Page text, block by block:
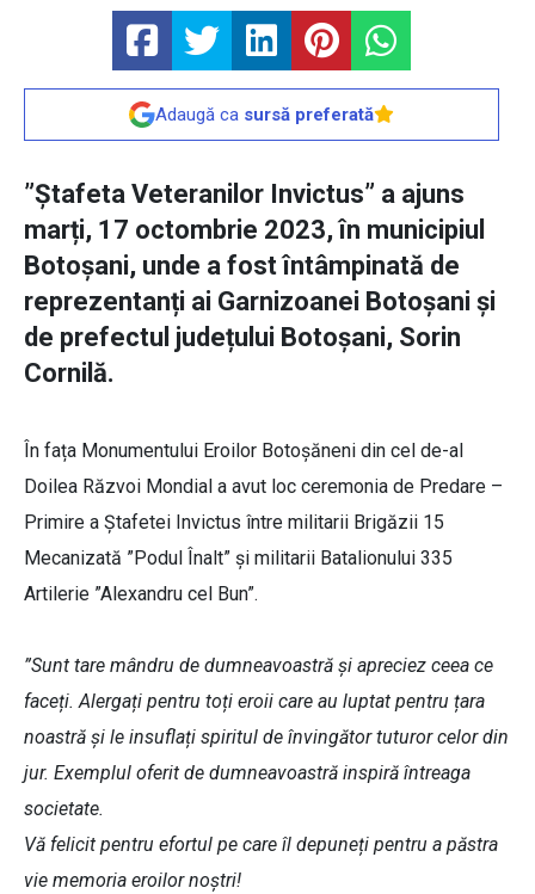
Adaugă ca sursă preferată
”Ștafeta Veteranilor Invictus” a ajuns
marți, 17 octombrie 2023, în municipiul
Botoșani, unde a fost întâmpinată de
reprezentanți ai Garnizoanei Botoșani și
de prefectul județului Botoșani, Sorin
Cornilă.
În fața Monumentului Eroilor Botoșăneni din cel de-al
Doilea Răzvoi Mondial a avut loc ceremonia de Predare –
Primire a Ștafetei Invictus între militarii Brigăzii 15
Mecanizată ”Podul Înalt” și militarii Batalionului 335
Artilerie ”Alexandru cel Bun”.
”Sunt tare mândru de dumneavoastră și apreciez ceea ce
faceți. Alergați pentru toți eroii care au luptat pentru țara
noastră și le insuflați spiritul de învingător tuturor celor din
jur. Exemplul oferit de dumneavoastră inspiră întreaga
societate.
Vă felicit pentru efortul pe care îl depuneți pentru a păstra
vie memoria eroilor noștri!